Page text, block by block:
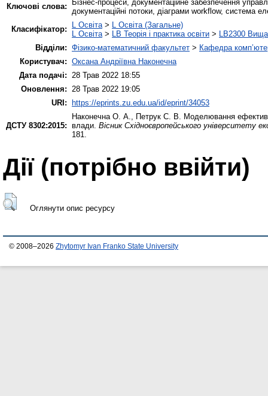
Ключові слова:
Бізнес-процеси, документаційне забезпечення
документаційні потоки, діаграми workflow, система
Класифікатор:
L Освіта > L Освіта (Загальне)
L Освіта > LB Теорія і практика освіти > LB2300 Вища
Відділи: Фізико-математичний факультет > Кафедра
Користувач: Оксана Андріївна Наконечна
Дата подачі:
28 Трав 2022 18:55
Оновлення:
28 Трав 2022 19:05
URI: https://eprints.zu.edu.ua/id/eprint/34053
ДСТУ 8302:2015:
Наконечна О. А. Петрук С. В.
Моделювання
влади. Вісник Східноєвропейського університету
181.
Дії ​​(потрібно ввійти)
Оглянути опис ресурсу
© 2008–2026 Zhytomyr Ivan Franko State University